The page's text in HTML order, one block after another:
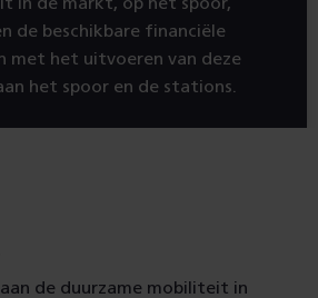
de beschikbare financiële
met het uitvoeren van deze
het spoor en de stations.
de duurzame mobiliteit in